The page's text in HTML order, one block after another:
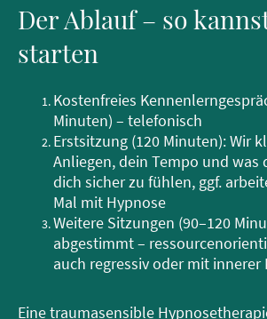
Der Ablauf – so
starten
Kostenfreies
Minuten) – telefonisch
Erstsitzung (120 Minuten): Wir
Anliegen, dein Tempo und was
dich sicher zu fühlen, ggf.
Mal mit Hypnose
Weitere Sitzungen (90–120
abgestimmt –
auch regressiv oder mit innerer
Eine traumasensible